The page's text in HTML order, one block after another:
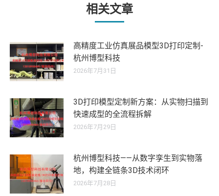
章：
相关文章
高精度工业仿真展品模型3D打印定制-
杭州博型科技
2026年7月31日
3D打印模型定制新方案：从实物扫描到
快速成型的全流程拆解
2026年7月29日
杭州博型科技——从数字孪生到实物落
地，构建全链条3D技术闭环
2026年7月28日